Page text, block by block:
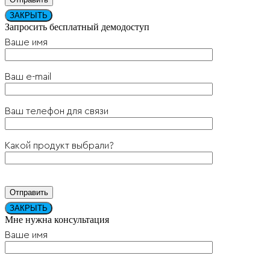
ЗАКРЫТЬ
Запросить бесплатный демодоступ
Ваше имя
Ваш e-mail
Ваш телефон для связи
Какой продукт выбрали?
ЗАКРЫТЬ
Мне нужна консультация
Ваше имя